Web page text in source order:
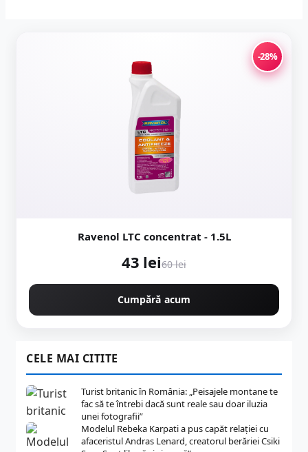
-28%
Ravenol LTC concentrat - 1.5L
43 lei60 lei
Cumpără acum
CELE MAI CITITE
Turist britanic în România: „Peisajele montane te
fac să te întrebi dacă sunt reale sau doar iluzia
unei fotografii”
Modelul Rebeka Karpati a pus capăt relației cu
afaceristul Andras Lenard, creatorul berăriei Csiki